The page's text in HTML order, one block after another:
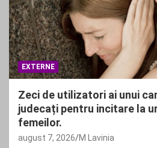
EXTERNE
Zeci de utilizatori ai unui
judecați pentru incitare la
femeilor.
august 7, 2026 M Lavinia